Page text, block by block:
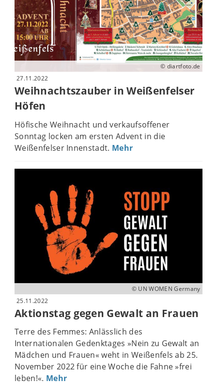
© diartfoto.de
27.11.2022
Weihnachtszauber in Weißenfelser
Höfen
Höfische Weihnacht und verkaufsoffener
Sonntag locken am ersten Advent in die
Weißenfelser Innenstadt. Mehr
© UN WOMEN Germany
25.11.2022
Aktionstag gegen Gewalt an Frauen
Terre des Femmes: Anlässlich des
Internationalen Gedenktages »Nein zu Gewalt an
Mädchen und Frauen« weht in Weißenfels ab 25.
November 2022 für eine Woche die Fahne »frei
leben!«. Mehr